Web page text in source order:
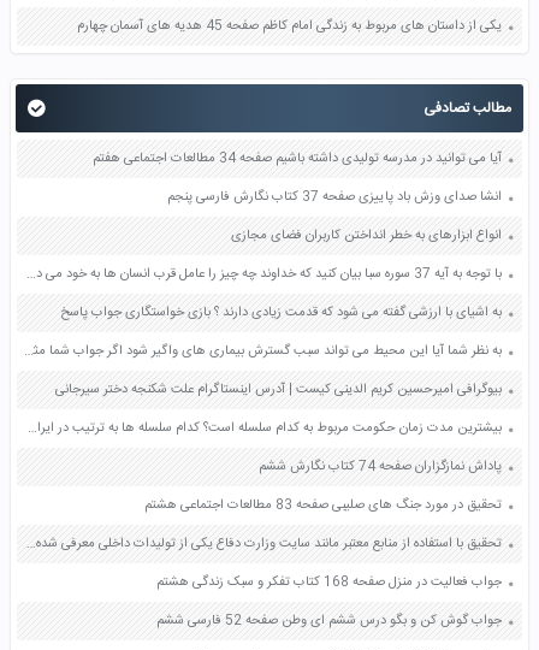
یکی از داستان های مربوط به زندگی امام کاظم صفحه 45 هدیه های آسمان چهارم
مطالب تصادفی
آیا می توانید در مدرسه تولیدی داشته باشیم صفحه 34 مطالعات اجتماعی هفتم
انشا صدای وزش باد پاییزی صفحه 37 کتاب نگارش فارسی پنجم
انواع ابزارهای به خطر انداختن کاربران فضای مجازی
با توجه به آیه 37 سوره سبا بیان کنید که خداوند چه چیز را عامل قرب انسان ها به خود می داند صفحه 24 دین و زندگی دهم
به اشیای با ارزشی گفته می شود که قدمت زیادی دارند ؟ بازی خواستگاری جواب پاسخ
به نظر شما آیا این محیط می تواند سبب گسترش بیماری های واگیر شود اگر جواب شما مثبت است چگونه صفحه 96 علوم ششم
بیوگرافی امیرحسین کریم الدینی کیست | آدرس اینستاگرام علت شکنجه دختر سیرجانی
بیشترین مدت زمان حکومت مربوط به کدام سلسله است؟ کدام سلسله ها به ترتیب در ایران حکومت کردند؟ صفحه 122 پیام های آسمان هفتم
پاداش نمازگزاران صفحه 74 کتاب نگارش ششم
تحقیق در مورد جنگ های صلیبی صفحه 83 مطالعات اجتماعی هشتم
تحقیق با استفاده از منابع معتبر مانند سایت وزارت دفاع یکی از تولیدات داخلی معرفی شده در این درس یا موارد دیگری را به دلخواه انتخاب و درباره قابلیت های آن تحقیق کنید صفحه 21 آمادگی دفاعی دهم
جواب فعالیت در منزل صفحه 168 کتاب تفکر و سبک زندگی هشتم
جواب گوش کن و بگو درس ششم ای وطن صفحه 52 فارسی ششم